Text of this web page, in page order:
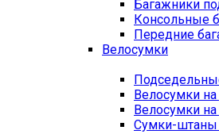
Багажники
Консольные
Передние
Велосумки
Велосумки на
Велосумки
Сумки-штаны